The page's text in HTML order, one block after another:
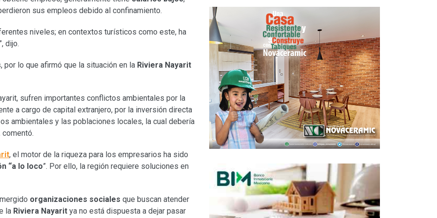
sus empleos debido al confinamiento.
niveles; en contextos turísticos como este, ha
dijo.
por lo que afirmó que la situación en la Riviera Nayarit
sufren importantes conflictos ambientales por la
a cargo de capital extranjero, por la inversión directa
ambientales y las poblaciones locales, la cual debería
, el motor de la riqueza para los empresarios ha sido
“a lo loco”. Por ello, la región requiere soluciones en
organizaciones sociales que buscan atender
la Riviera Nayarit ya no está dispuesta a dejar pasar